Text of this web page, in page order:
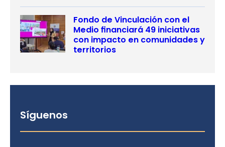
Fondo de Vinculación con el
Medio financiará 49 iniciativas
con impacto en comunidades y
territorios
Síguenos